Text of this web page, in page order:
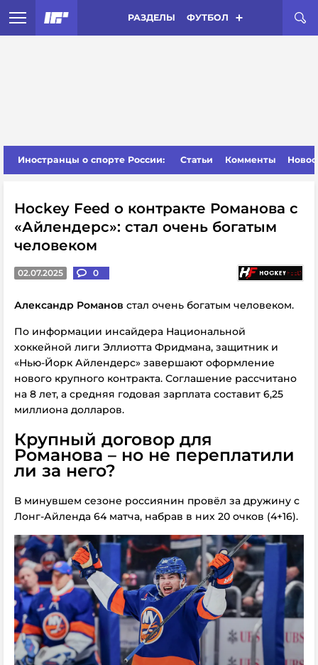
РАЗДЕЛЫ ФУТБОЛ
Иностранцы о спорте России: Статьи Комменты
Hockey Feed о контракте Романова с
«Айлендерс»: стал очень богатым
человеком
02.07.2025 0
Александр Романов стал очень богатым человеком.
По информации инсайдера Национальной
хоккейной лиги Эллиотта Фридмана, защитник и
«Нью-Йорк Айлендерс» завершают оформление
нового крупного контракта. Соглашение рассчитано
на 8 лет, а средняя годовая зарплата составит 6,25
миллиона долларов.
Крупный договор для
Романова – но не переплатили
ли за него?
В минувшем сезоне россиянин провёл за дружину с
Лонг-Айленда 64 матча, набрав в них 20 очков (4+16).